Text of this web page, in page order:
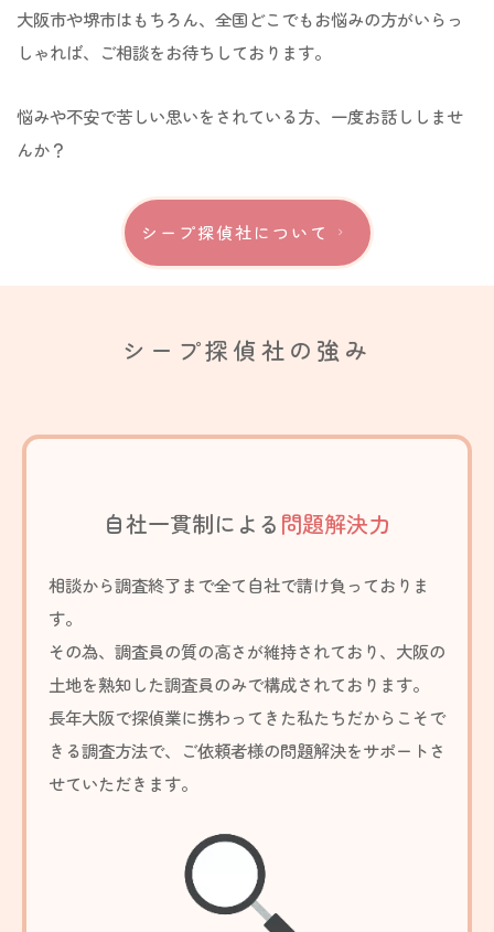
大阪市や堺市はもちろん、全国どこでもお悩みの方がいらっ
しゃれば、ご相談をお待ちしております。
悩みや不安で苦しい思いをされている方、一度お話ししませ
んか？
シープ探偵社について
シープ探偵社の強み
自社一貫制による 問題解決力
相談から調査終了まで全て自社で請け負っておりま
す。
その為、調査員の質の高さが維持されており、 大阪の
土地を熟知した調査員のみで構成されております。
長年大阪で探偵業に携わってきた私たちだからこそで
きる調査方法で、ご依頼者様の問題解決をサポートさ
せていただきます。